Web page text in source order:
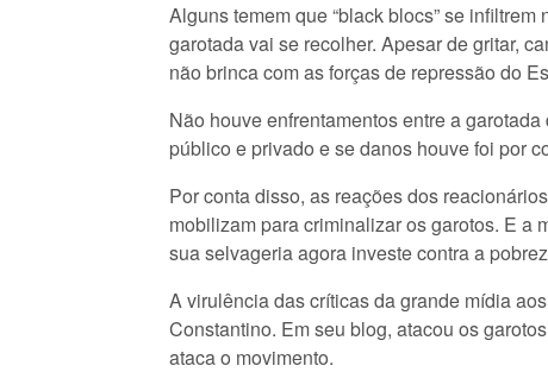
Alguns temem que “black blocs” se
garotada vai se recolher. Apesar de gritar,
não brinca com as forças de repressão do
Não houve enfrentamentos entre a
público e privado e se danos houve foi por
Por conta disso, as reações dos
mobilizam para criminalizar os garotos. E a
sua selvageria agora investe contra a
A virulência das críticas da grande mídia
Constantino. Em seu blog, atacou os
ataca o movimento.